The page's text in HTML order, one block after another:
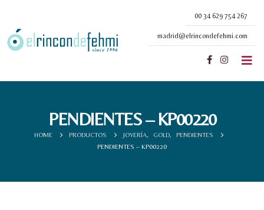
00 34 629 754 267
madrid@elrincondefehmi.com
PENDIENTES – KP00220
HOME PRODUCTOS JOYERÍA GOLD
PENDIENTES
PENDIENTES – KP00220